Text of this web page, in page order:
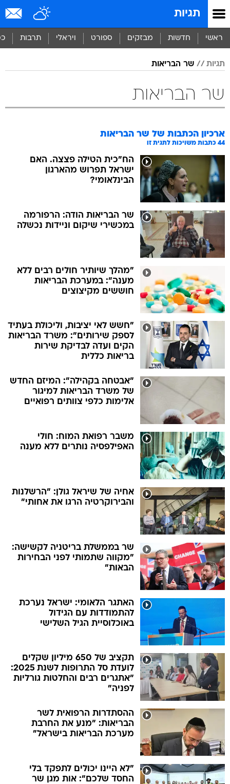
תגיות
ראשי חדשות מבזקים ספורט ויראלי תרבות
תגיות שר הבריאות
שר הבריאות
ארכיון הכתבות של שר הבריאות
44 כתבות משויכות לתגית זו
הח"כית הטילה פצצה. האם
ישראל תפרוש מהארגון
הבינלאומי?
שר הבריאות הודה: הרפורמה
במכשירי שיקום וניידות נכשלה
"מהלך שיותיר חולים רבים ללא
מענה": במערכת הבריאות
חוששים מקיצוצים
"חשש לאי יציבות, וליכולת בעתיד
לספק שירותים": משרד הבריאות
הקים ועדה לבדיקת שירות
בריאות כללית
"אבטחה בקהילה": המיזם החדש
של משרד הבריאות למיגור
אלימות כלפי צוותים רפואיים
משבר רפואת המוח: חולי
האפילפסיה נותרים ללא מענה
אחיה של שיראל גולן: "הרשלנות
והבירוקרטיה הרגו את אחותי"
שר בממשלת בריטניה לקשישה:
"מקווה שתמותי לפני הבחירות
הבאות"
האתגר הלאומי: ישראל נערכת
להתמודדות עם הגידול
באוכלוסיית הגיל השלישי
תקציב של 650 מיליון שקלים
לועדת סל התרופות לשנת 2025:
"אתגרים רבים והחלטות גורליות
לפניה"
ההסתדרות הרפואית לשר
הבריאות: "מנע את החרבת
מערכת הבריאות בישראל"
"לא היינו יכולים לתפקד בלי
החסד שלכם": אות מגן שר